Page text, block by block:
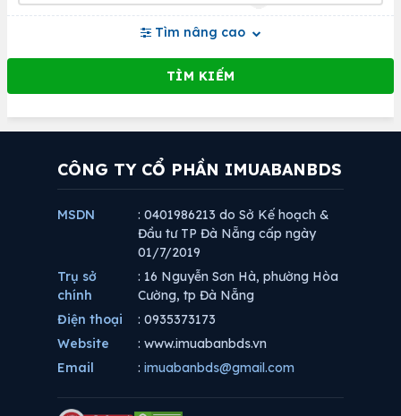
Tìm nâng cao
CÔNG TY CỔ PHẦN IMUABANBDS
MSDN
: 0401986213 do Sở Kế hoạch &
Đầu tư TP Đà Nẵng cấp ngày
01/7/2019
Trụ sở
chính
: 16 Nguyễn Sơn Hà, phường Hòa
Cường, tp Đà Nẵng
Điện thoại
: 0935373173
Website
: www.imuabanbds.vn
Email
: imuabanbds@gmail.com